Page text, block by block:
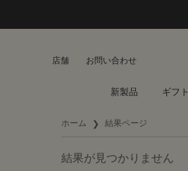
店舗 お問い合わせ
新製品 ギフト
ホーム 結果ページ
結果が見つかりません